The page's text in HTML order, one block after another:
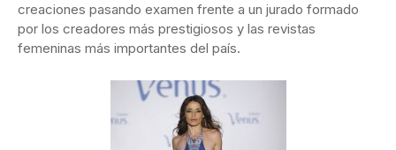
creaciones pasando examen frente a un jurado formado
por los creadores más prestigiosos y las revistas
femeninas más importantes del país.